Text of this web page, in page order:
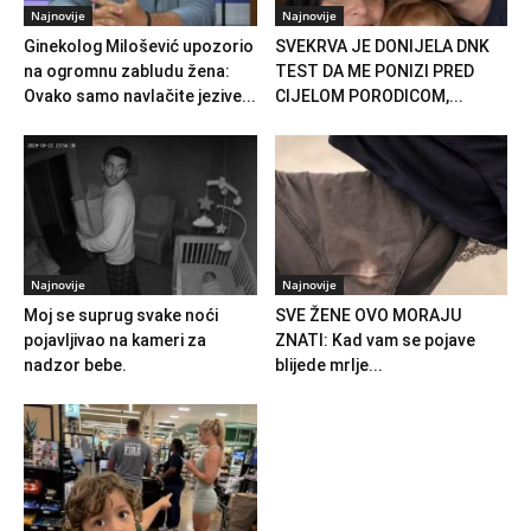
Najnovije
Ginekolog Milošević upozorio
na ogromnu zabludu žena:
Ovako samo navlačite jezive...
Najnovije
SVEKRVA JE DONIJELA DNK
TEST DA ME PONIZI PRED
CIJELOM PORODICOM,...
Najnovije
Moj se suprug svake noći
pojavljivao na kameri za
nadzor bebe.
Najnovije
SVE ŽENE OVO MORAJU
ZNATI: Kad vam se pojave
blijede mrlje...